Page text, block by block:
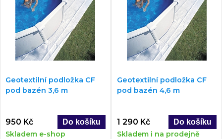
Geotextilní podložka CF
pod bazén 3,6 m
950 Kč
Skladem e-shop
Geotextilní podložka CF
pod bazén 4,6 m
1 290 Kč
Skladem i na prodejně